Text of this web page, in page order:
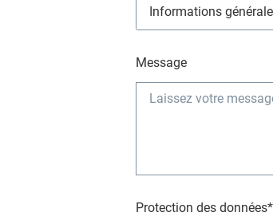
Message
Protection des données*